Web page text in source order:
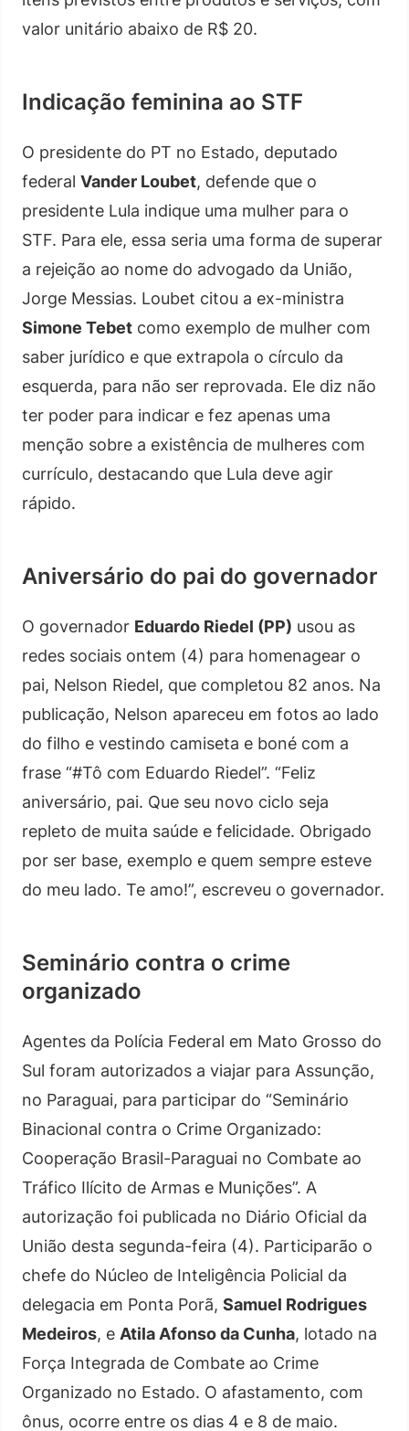
valor unitário abaixo de R$ 20.
Indicação feminina ao STF
O presidente do PT no Estado, deputado
federal Vander Loubet, defende que o
presidente Lula indique uma mulher para o
STF. Para ele, essa seria uma forma de superar
a rejeição ao nome do advogado da União,
Jorge Messias. Loubet citou a ex-ministra
Simone Tebet como exemplo de mulher com
saber jurídico e que extrapola o círculo da
esquerda, para não ser reprovada. Ele diz não
ter poder para indicar e fez apenas uma
menção sobre a existência de mulheres com
currículo, destacando que Lula deve agir
rápido.
Aniversário do pai do governador
O governador Eduardo Riedel (PP) usou as
redes sociais ontem (4) para homenagear o
pai, Nelson Riedel, que completou 82 anos. Na
publicação, Nelson apareceu em fotos ao lado
do filho e vestindo camiseta e boné com a
frase “#Tô com Eduardo Riedel”. “Feliz
aniversário, pai. Que seu novo ciclo seja
repleto de muita saúde e felicidade. Obrigado
por ser base, exemplo e quem sempre esteve
do meu lado. Te amo!”, escreveu o governador.
Seminário contra o crime
organizado
Agentes da Polícia Federal em Mato Grosso do
Sul foram autorizados a viajar para Assunção,
no Paraguai, para participar do “Seminário
Binacional contra o Crime Organizado:
Cooperação Brasil-Paraguai no Combate ao
Tráfico Ilícito de Armas e Munições”. A
autorização foi publicada no Diário Oficial da
União desta segunda-feira (4). Participarão o
chefe do Núcleo de Inteligência Policial da
delegacia em Ponta Porã, Samuel Rodrigues
Medeiros, e Atila Afonso da Cunha, lotado na
Força Integrada de Combate ao Crime
Organizado no Estado. O afastamento, com
ônus, ocorre entre os dias 4 e 8 de maio.